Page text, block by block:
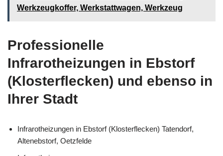
Werkzeugkoffer, Werkstattwagen, Werkzeug
Professionelle
Infrarotheizungen in Ebstorf
(Klosterflecken) und ebenso in
Ihrer Stadt
Infrarotheizungen in Ebstorf (Klosterflecken) Tatendorf,
Altenebstorf, Oetzfelde